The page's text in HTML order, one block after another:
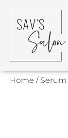
Home / Serum